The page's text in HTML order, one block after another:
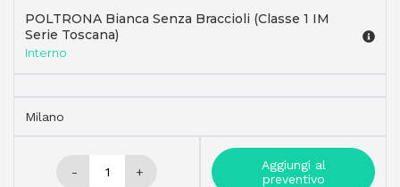
POLTRONA Bianca Senza Braccioli (Classe 1 IM
Serie Toscana)
Interno
Milano
- +
Aggiungi al
preventivo